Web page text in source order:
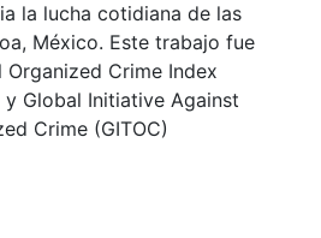
la lucha cotidiana de las
México. Este trabajo fue
Crime Index
Global Initiative Against
Crime (GITOC)